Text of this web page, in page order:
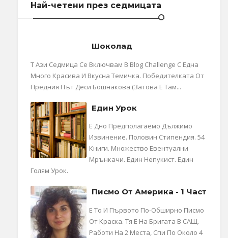
Най-четени през седмицата
Шоколад
Т Ази Седмица Се Включвам В Blog Challenge С Една
Много Красива И Вкусна Темичка. Победителката От
Предния Път Деси Бошнакова (затова Е Там...
Един Урок
Е Дно Предполагаемо Дължимо
Извинение. Половин Стипендия. 54
Книги. Множество Евентуални
Мрънкачи. Един Непукист. Един
Голям Урок.
Писмо От Америка - 1 Част
Е То И Първото По-Обширно Писмо
От Краска. Тя Е На Бригата В САЩ.
Работи На 2 Места, Спи По Около 4